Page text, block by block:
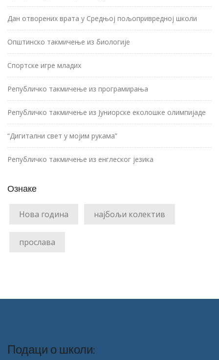
Дан отворених врата у Средњој пољопривредној школи
Општинско такмичење из биологије
Спортске игре младих
Републичко такмичење из програмирања
Републичко такмичење из Јуниорске еколошке олимпијаде
“Дигитални свет у мојим рукама”
Републичко такмичење из енглеског језика
Ознаке
Нова година најбољи колектив
прослава
Подаци о школи: